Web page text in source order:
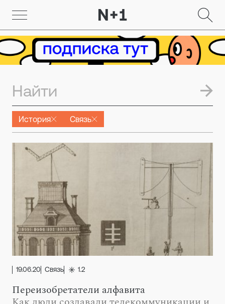
История Связь
19.06.20 Связь 1.2
Переизобретатели алфавита